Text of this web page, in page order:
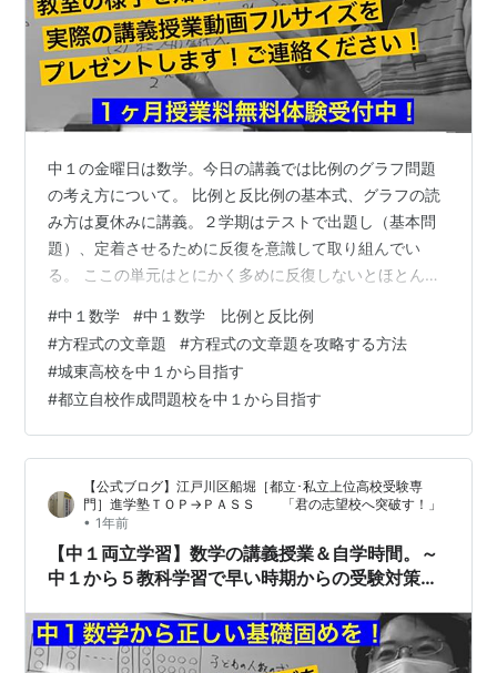
中１の金曜日は数学。今日の講義では比例のグラフ問題
の考え方について。 比例と反比例の基本式、グラフの読
み方は夏休みに講義。２学期はテストで出題し（基本問
題）、定着させるために反復を意識して取り組んでい
る。 ここの単元はとにかく多めに反復しないとほとんど
の順番通りに、『方程式の解法（計算問題）』『方程式
の文章題』と行って、『比例と反比例』では期末テスト
までには定着も間に合わない。 教え方、定着のさせ方に
も工夫が必要。そして定着させるための時間が物凄く必
要なところなんだ。だから講義の時間、問題の考え方な
ど喋りっぱなしになっている。 檄を飛ばしてで…
#中１数学 #中１数学 比例と反比例
#方程式の文章題 #方程式の文章題を攻略する方法
#城東高校を中１から目指す
#都立自校作成問題校を中１から目指す
【公式ブログ】江戸川区船堀［都立･私立上位高校受験専
門］進学塾ＴＯＰ→ＰＡＳＳ 「君の志望校へ突破す！」
• 1年前
【中１両立学習】数学の講義授業＆自学時間。～
中１から５教科学習で早い時期からの受験対策